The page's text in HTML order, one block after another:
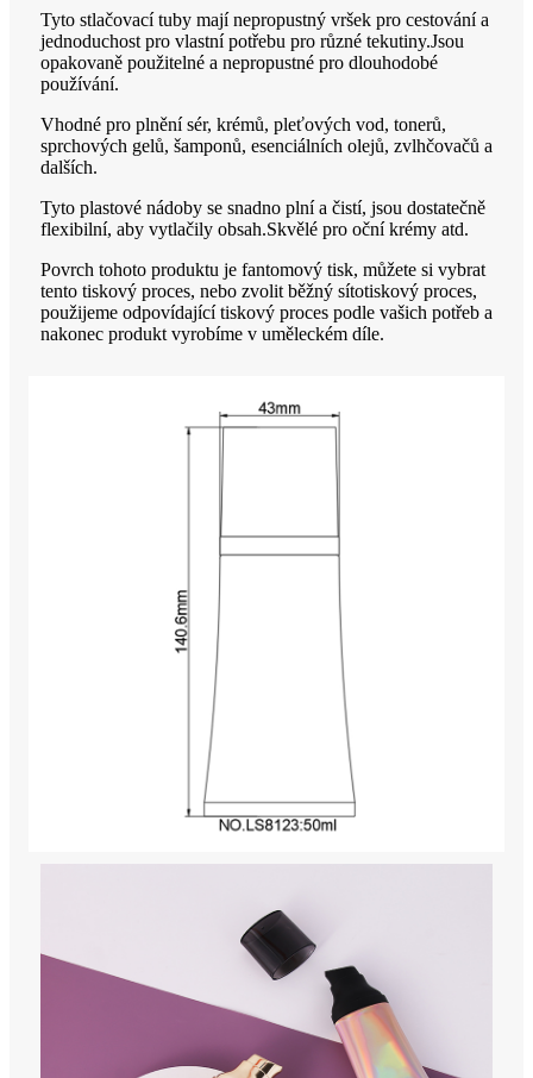
Tyto stlačovací tuby mají nepropustný vršek pro cestování a
jednoduchost pro vlastní potřebu pro různé tekutiny.Jsou
opakovaně použitelné a nepropustné pro dlouhodobé
používání.
Vhodné pro plnění sér, krémů, pleťových vod, tonerů,
sprchových gelů, šamponů, esenciálních olejů, zvlhčovačů a
dalších.
Tyto plastové nádoby se snadno plní a čistí, jsou dostatečně
flexibilní, aby vytlačily obsah.Skvělé pro oční krémy atd.
Povrch tohoto produktu je fantomový tisk, můžete si vybrat
tento tiskový proces, nebo zvolit běžný sítotiskový proces,
použijeme odpovídající tiskový proces podle vašich potřeb a
nakonec produkt vyrobíme v uměleckém díle.